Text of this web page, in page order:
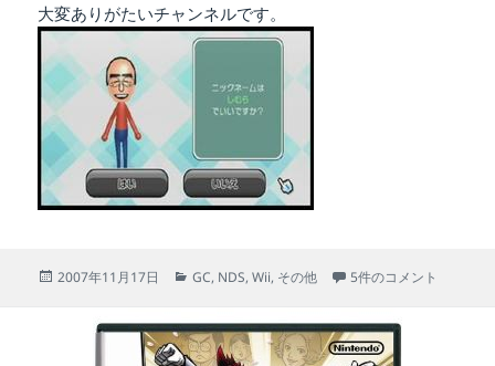
大変ありがたいチャンネルです。
投
2007年11月17日
カ
リ
ー
GC, NDS,Wii, その他 2007年度プラチナ会員
5件のコメント